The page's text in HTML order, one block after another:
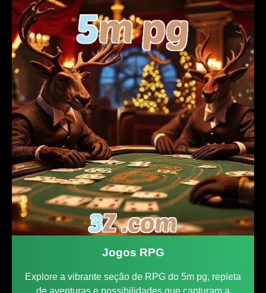
Jogos RPG
Explore a vibrante seção de RPG do 5m pg, repleta